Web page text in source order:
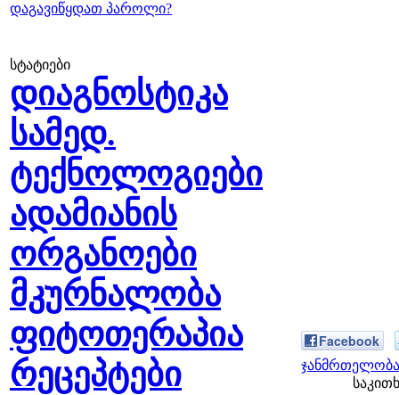
დაგავიწყდათ პაროლი?
სტატიები
დიაგნოსტიკა
სამედ.
ტექნოლოგიები
ადამიანის
ორგანოები
მკურნალობა
ფიტოთერაპია
რეცეპტები
Facebook